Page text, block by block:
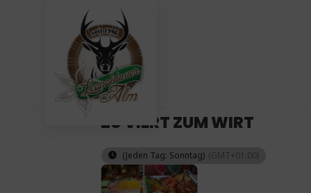
THIS IS A REPEATING EVENT
ZU VIERT ZUM WIRT
(Jeden Tag: Sonntag) (GMT+01:00)